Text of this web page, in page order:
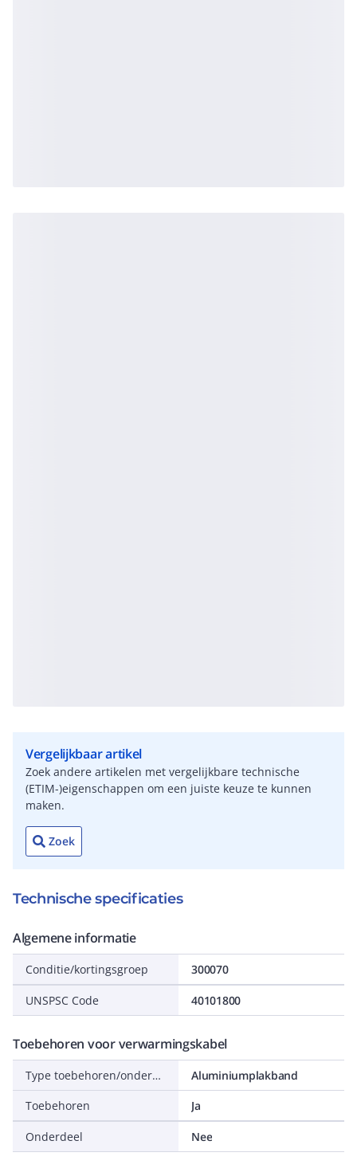
Vergelijkbaar artikel
Zoek andere artikelen met vergelijkbare technische
(ETIM-)eigenschappen om een juiste keuze te kunnen
maken.
Zoek
Technische specificaties
Algemene informatie
Conditie/kortingsgroep 300070
UNSPSC Code 40101800
Toebehoren voor verwarmingskabel
Type toebehoren/onderdelen
Aluminiumplakband
Toebehoren
Ja
Onderdeel Nee